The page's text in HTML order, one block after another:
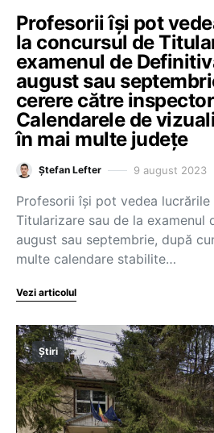
Profesorii își pot
la concursul de
examenul de
august sau
cerere către
Calendarele de
în mai multe județe
Ștefan Lefter 9 august 2023
Profesorii își pot vedea
Titularizare sau de la
august sau septembrie, după
multe calendare stabilite…
Vezi articolul
Știri